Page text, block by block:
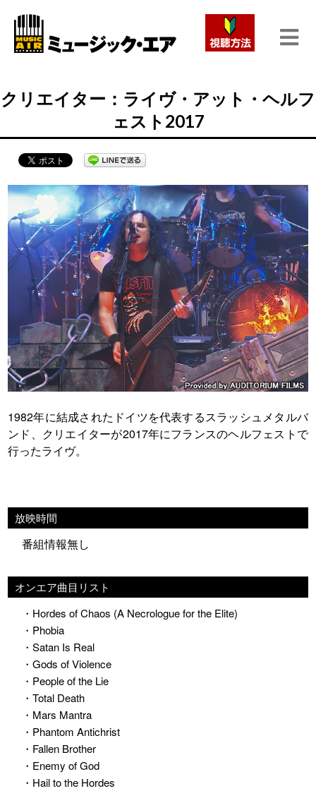
クリエイター：ライヴ・アット・ヘルフ
ェスト2017
1982年に結成されたドイツを代表するスラッシュメタルバ
ンド、クリエイターが2017年にフランスのヘルフェストで
行ったライヴ。
放映時間
番組情報無し
オンエア曲目リスト
・Hordes of Chaos (A Necrologue for the Elite)
・Phobia
・Satan Is Real
・Gods of Violence
・People of the Lie
・Total Death
・Mars Mantra
・Phantom Antichrist
・Fallen Brother
・Enemy of God
・Hail to the Hordes